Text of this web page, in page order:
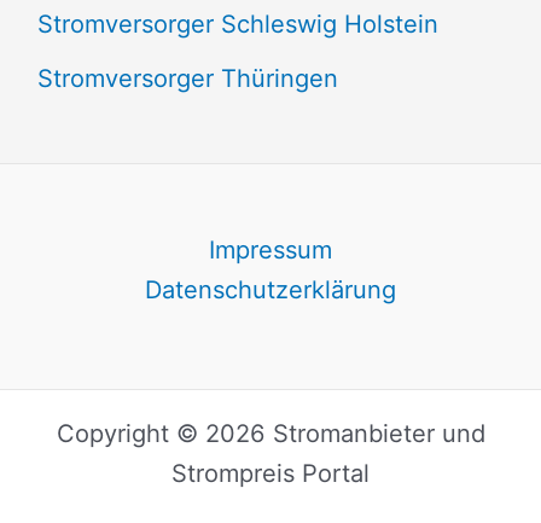
Stromversorger Schleswig Holstein
Stromversorger Thüringen
Impressum
Datenschutzerklärung
Copyright © 2026 Stromanbieter und
Strompreis Portal